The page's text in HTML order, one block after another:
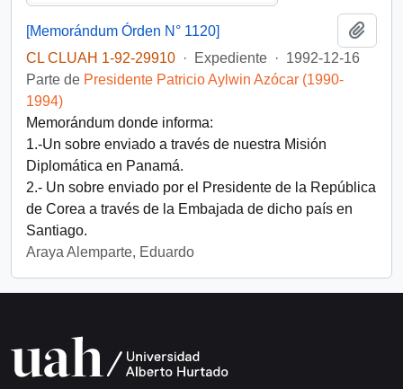
[Memorándum Órden N° 1120]
CL CLUAH 1-92-29910 · Expediente · 1992-12-16
Parte de Presidente Patricio Aylwin Azócar (1990-
1994)
Memorándum donde informa:
1.-Un sobre enviado a través de nuestra Misión
Diplomática en Panamá.
2.- Un sobre enviado por el Presidente de la República
de Corea a través de la Embajada de dicho país en
Santiago.
Araya Alemparte, Eduardo